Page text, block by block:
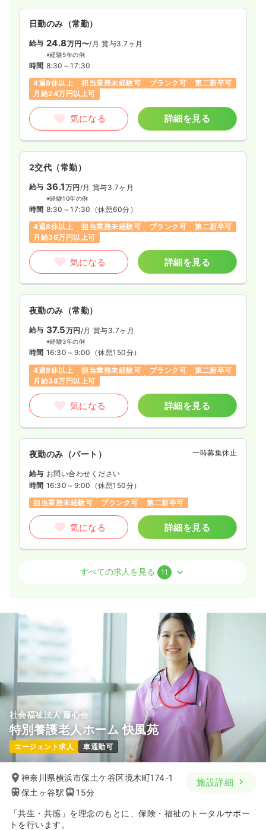
日勤のみ（常勤）
給与 24.8万円〜/月 賞与3.7ヶ月
※経験5年の例
時間 8:30～17:30
4週8休以上
担当業務未経験可 ブランク可
第二新卒可
月給24万円以上可
気になる 詳細を見る
2交代（常勤）
給与 36.1万円 /月 賞与3.7ヶ月
※経験10年の例
時間 8:30～17:30 （休憩60分）
4週8休以上
担当業務未経験可 ブランク可
第二新卒可
月給36万円以上可
気になる 詳細を見る
夜勤のみ（常勤）
給与 37.5万円/月 賞与3.7ヶ月
※経験3年の例
時間 16:30～9:00 （休憩150分）
4週8休以上
担当業務未経験可 ブランク可
第二新卒可
月給38万円以上可
気になる 詳細を見る
夜勤のみ（パート） 一時募集休止
給与 お問い合わせください
時間 16:30～9:00 （休憩150分）
担当業務未経験可
ブランク可 第二新卒可
気になる 詳細を見る
正看護師
※経験3年の例
時間 8:30～17:30
4週8休以上
第二新卒可
気になる 詳細を見る
外来正看護師 一般＋療養
日勤のみ（常勤） 一時募集休止
給与 380万円〜/年
※経験5年の例
日祝休み
すべての求人を見る 11
社会福祉法人 藤心会
特別養護老人ホーム 快風苑
エージェント求人 車通勤可
神奈川県横浜市保土ケ谷区境木町174-1
保土ヶ谷駅
15分
施設詳細
「共生・共感」を理念のもとに、保険・福祉のトータルサポー
トを行います。